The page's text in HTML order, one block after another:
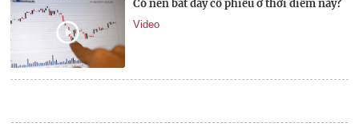
Có nên bắt đáy cổ phiếu ở thời điểm này?
Video